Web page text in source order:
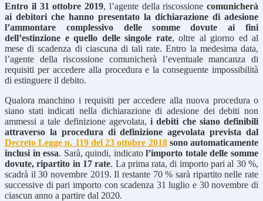
Entro il 31 ottobre 2019, l’agente della riscossione comunicherà
ai debitori che hanno presentato la dichiarazione di adesione
l’ammontare complessivo delle somme dovute ai fini
dell’estinzione e quello delle singole rate, oltre al giorno ed al
mese di scadenza di ciascuna di tali rate. Entro la medesima data,
l’agente della riscossione comunicherà l’eventuale mancanza di
requisiti per accedere alla procedura e la conseguente impossibilità
di estinguere il debito.
Qualora manchino i requisiti per accedere alla nuova procedura o
siano stati indicati nella dichiarazione di adesione dei debiti non
ammessi a tale definizione agevolata,i debiti che siano definibili
attraverso la procedura di definizione agevolata prevista dal
Decreto Legge n. 119 del 23 ottobre 2018sono automaticamente
inclusi in essa. Sarà, quindi, indicatol’importo totale delle somme
dovute, ripartito in 17 rate. La prima rata, di importo pari al 30 %,
scadrà il 30 novembre 2019. Il restante 70 % sarà ripartito nelle rate
successive di pari importo con scadenza 31 luglio e 30 novembre di
ciascun anno a partire dal 2020.